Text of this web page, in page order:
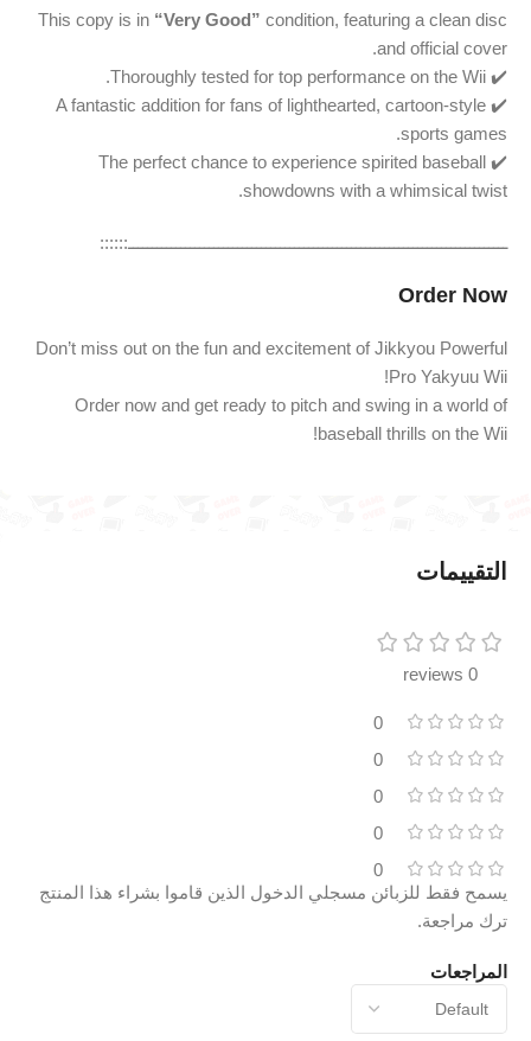
This copy is in “Very Good” condition, featuring a clean disc
and official cover.
✔️ Thoroughly tested for top performance on the Wii.
✔️ A fantastic addition for fans of lighthearted, cartoon-style
sports games.
✔️ The perfect chance to experience spirited baseball
showdowns with a whimsical twist.
ــــــــــــــــــــــــــــــــــــــــــــــــــــــــــــــــــــــــــــــــ::::::
Order Now
Don’t miss out on the fun and excitement of Jikkyou Powerful
Pro Yakyuu Wii!
Order now and get ready to pitch and swing in a world of
baseball thrills on the Wii!
التقييمات
0 reviews
0
0
0
0
0
المراجعات
يسمح فقط للزبائن مسجلي الدخول الذين قاموا بشراء هذا المنتج
ترك مراجعة.